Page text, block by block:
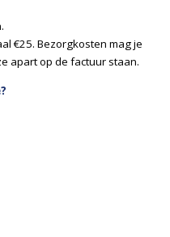
€25. Bezorgkosten mag je
apart op de factuur staan.